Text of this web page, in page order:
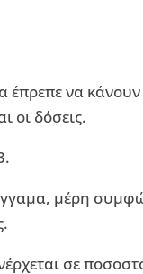
έπρεπε να
οι δόσεις.
μέρη
σε